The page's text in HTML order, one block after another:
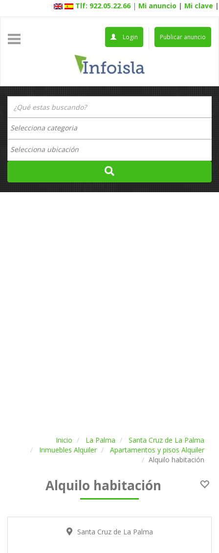
Tlf: 922.05.22.66 | Mi anuncio | Mi clave |
Publicar anuncio
Login
Inicio La Palma
Santa Cruz de La Palma
Inmuebles Alquiler
Apartamentos y pisos Alquiler
Alquilo habitación
Alquilo habitación
Santa Cruz de La Palma